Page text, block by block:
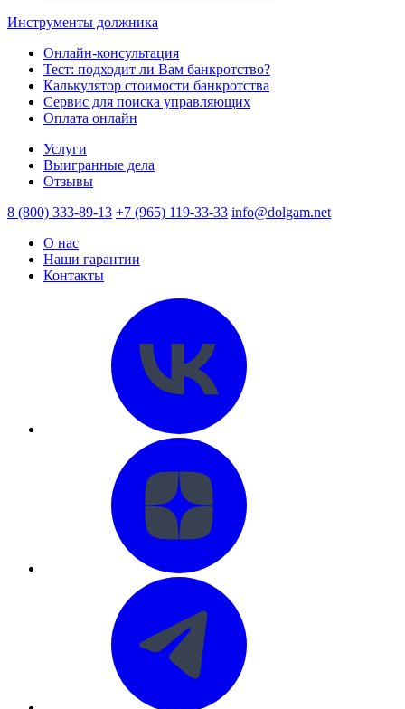
Инструменты должника
Онлайн-консультация
Тест: подходит ли Вам банкротство?
Калькулятор стоимости банкротства
Сервис для поиска управляющих
Оплата онлайн
Услуги
Выигранные дела
Отзывы
8 (800) 333-89-13 +7 (965) 119-33-33 info@dolgam.net
О нас
Наши гарантии
Контакты